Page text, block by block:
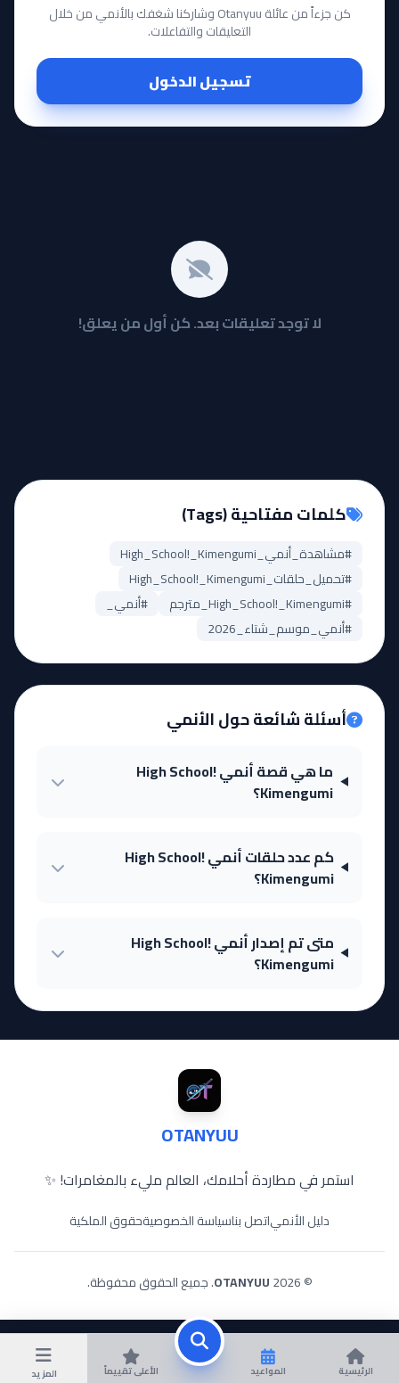
الرئيسية المواعيد الأعلى تقييماً المزيد
كن جزءاً من عائلة Otanyuu وشاركنا شغفك بالأنمي من خلال
التعليقات والتفاعلات.
تسجيل الدخول
لا توجد تعليقات بعد. كن أول من يعلق!
كلمات مفتاحية (Tags)
#مشاهدة_أنمي_High_School!_Kimengumi
#تحميل_حلقات_High_School!_Kimengumi
#High_School!_Kimengumi_مترجم
#أنمي_
#أنمي_موسم_شتاء_2026
أسئلة شائعة حول الأنمي
ما هي قصة أنمي High School!
Kimengumi؟
كم عدد حلقات أنمي High School!
Kimengumi؟
متى تم إصدار أنمي High School!
Kimengumi؟
OTANYUU
استمر في مطاردة أحلامك، العالم مليء بالمغامرات! ✨
دليل الأنمياتصل بناسياسة الخصوصيةحقوق الملكية
© 2026
OTANYUU. جميع الحقوق محفوظة.